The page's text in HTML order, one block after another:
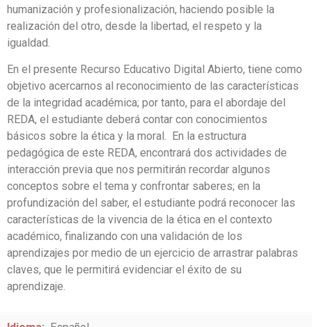
humanización y profesionalización, haciendo posible la
realización del otro, desde la libertad, el respeto y la
igualdad.
En el presente Recurso Educativo Digital Abierto, tiene como
objetivo acercarnos al reconocimiento de las características
de la integridad académica; por tanto, para el abordaje del
REDA, el estudiante deberá contar con conocimientos
básicos sobre la ética y la moral . En la estructura
pedagógica de este REDA, encontrará dos actividades de
interacción previa que nos permitirán recordar algunos
conceptos sobre el tema y confrontar saberes; en la
profundización del saber, el estudiante podrá reconocer las
características de la vivencia de la ética en el contexto
académico, finalizando con una validación de los
aprendizajes por medio de un ejercicio de arrastrar palabras
claves, que le permitirá evidenciar el éxito de su
aprendizaje.